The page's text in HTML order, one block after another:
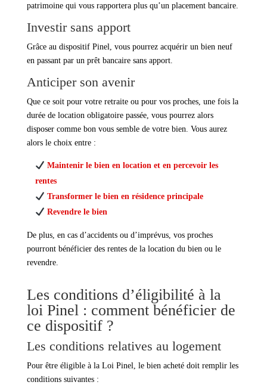
patrimoine qui vous rapportera plus qu’un placement bancaire.
Investir sans apport
Grâce au dispositif Pinel, vous pourrez acquérir un bien neuf
en passant par un prêt bancaire sans apport.
Anticiper son avenir
Que ce soit pour votre retraite ou pour vos proches, une fois la
durée de location obligatoire passée, vous pourrez alors
disposer comme bon vous semble de votre bien. Vous aurez
alors le choix entre :
Maintenir le bien en location et en percevoir les
rentes
Transformer le bien en résidence principale
Revendre le bien
De plus, en cas d’accidents ou d’imprévus, vos proches
pourront bénéficier des rentes de la location du bien ou le
revendre.
Les conditions d’éligibilité à la
loi Pinel : comment bénéficier de
ce dispositif ?
Les conditions relatives au logement
Pour être éligible à la Loi Pinel, le bien acheté doit remplir les
conditions suivantes :